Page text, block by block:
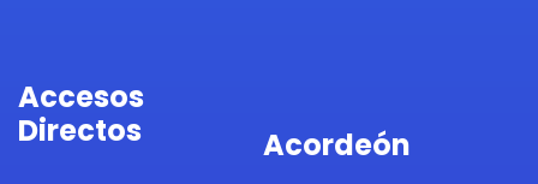
Accesos
Directos
Acordeón